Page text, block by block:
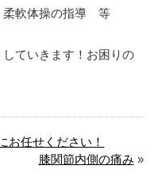
柔軟体操の指導 等
ていきます！お困りの
任せください！
膝関節内側の痛み »